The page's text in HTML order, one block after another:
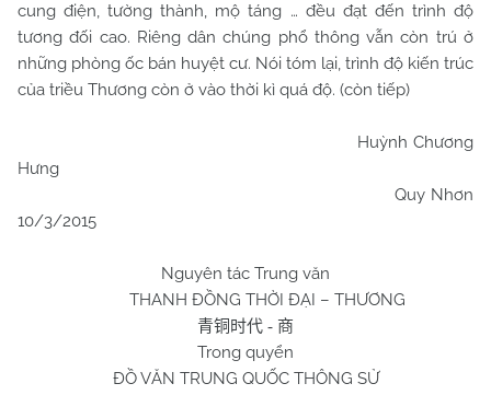
cung điện, tường thành, mộ táng … đều đạt đến trình độ
tương đối cao. Riêng dân chúng phổ thông vẫn còn trú ở
những phòng ốc bán huyệt cư. Nói tóm lại, trình độ kiến trúc
của triều Thương còn ở vào thời kì quá độ. (còn tiếp)
Huỳnh Chương
Hưng
Quy Nhơn
10/3/2015
Nguyên tác Trung văn
THANH ĐỒNG THỜI ĐẠI – THƯƠNG
青铜时代 - 商
Trong quyển
ĐỒ VĂN TRUNG QUỐC THÔNG SỬ